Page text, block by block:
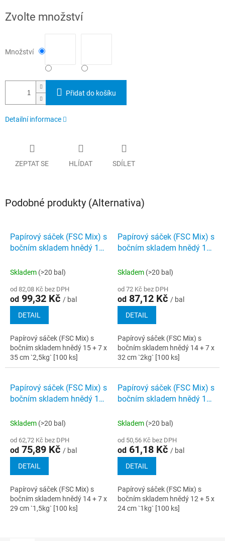
cena:
Zvolte množství
Množství
Přidat do košíku
Detailní informace
ZEPTAT SE HLÍDAT SDÍLET
Podobné produkty (Alternativa)
Papírový sáček (FSC Mix) s
bočním skladem hnědý 15
Skladem (>20 bal)
od 82,08 Kč bez DPH
od 99,32 Kč / bal
DETAIL
Papírový sáček (FSC Mix) s
bočním skladem hnědý 15 + 7 x
35 cm `2,5kg` [100 ks]
Papírový sáček (FSC Mix) s
bočním skladem hnědý 14
Skladem (>20 bal)
od 72 Kč bez DPH
od 87,12 Kč / bal
DETAIL
Papírový sáček (FSC Mix) s
bočním skladem hnědý 14 + 7 x
32 cm `2kg` [100 ks]
Papírový sáček (FSC Mix) s
bočním skladem hnědý 14
Skladem (>20 bal)
od 62,72 Kč bez DPH
od 75,89 Kč / bal
DETAIL
Papírový sáček (FSC Mix) s
bočním skladem hnědý 14 + 7 x
29 cm `1,5kg` [100 ks]
Papírový sáček (FSC Mix) s
bočním skladem hnědý 12
Skladem (>20 bal)
od 50,56 Kč bez DPH
od 61,18 Kč / bal
DETAIL
Papírový sáček (FSC Mix) s
bočním skladem hnědý 12 + 5 x
24 cm `1kg` [100 ks]